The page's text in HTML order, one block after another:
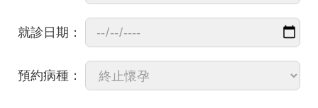
就診日期：
預約病種：